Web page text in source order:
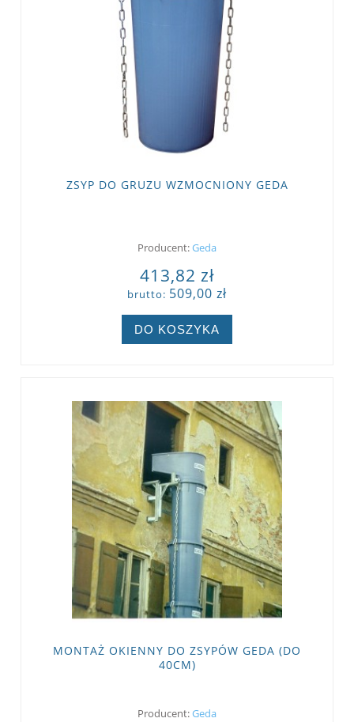
ZSYP DO GRUZU WZMOCNIONY GEDA
Producent:Geda
413,82 zł
brutto: 509,00 zł
DO KOSZYKA
MONTAŻ OKIENNY DO ZSYPÓW GEDA (DO
40CM)
Producent:Geda